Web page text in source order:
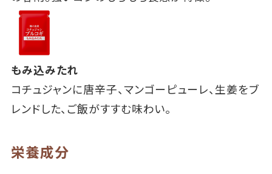
もみ込みたれ
コチュジャンに唐辛子、マンゴーピューレ、生姜をブ
レンドした、ご飯がすすむ味わい。
栄養成分